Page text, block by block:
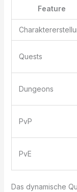
Feature
Quests
Dungeons
PvP
PvE
Das dynamische